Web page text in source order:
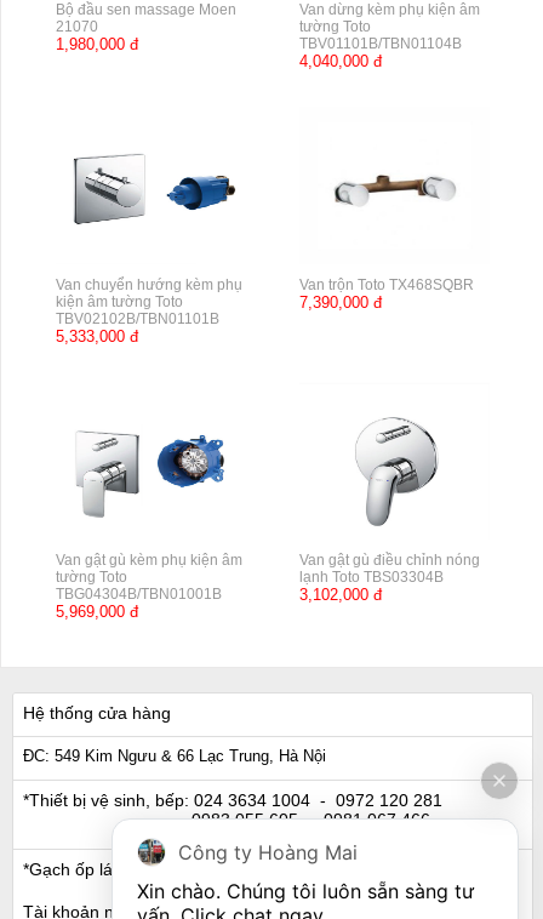
Bộ đầu sen massage Moen
21070
1,980,000 đ
Van dừng kèm phụ kiện âm
tường Toto
TBV01101B/TBN01104B
4,040,000 đ
Van chuyển hướng kèm phụ
kiện âm tường Toto
TBV02102B/TBN01101B
5,333,000 đ
Van trộn Toto TX468SQBR
7,390,000 đ
Van gật gù kèm phụ kiện âm
tường Toto
TBG04304B/TBN01001B
5,969,000 đ
Van gật gù điều chỉnh nóng
lạnh Toto TBS03304B
3,102,000 đ
Hệ thống cửa hàng
ĐC: 549 Kim Ngưu & 66 Lạc Trung, Hà Nội
*Thiết bị vệ sinh, bếp: 024 3634 1004 - 0972 120 281
0983 055 605- 0981 067 466
*Gạch ốp lát, Ngói: 024 3632 0280 - 0911 441 066
Tài khoản ngân hàng
Công ty Hoàng Mai
Xin chào. Chúng tôi luôn sẵn sàng tư